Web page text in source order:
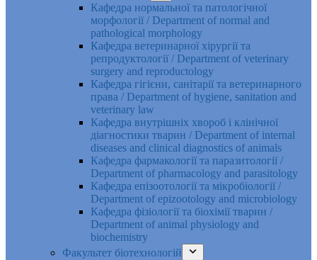
Кафедра нормальної та патологічної
морфології / Department of normal and
pathological morphology
Кафедра ветеринарної хірургії та
репродуктології / Department of veterinary
surgery and reproductology
Кафедра гігієни, санітарії та ветеринарного
права / Department of hygiene, sanitation and
veterinary law
Кафедра внутрішніх хвороб і клінічної
діагностики тварин / Department of internal
diseases and clinical diagnostics of animals
Кафедра фармакології та паразитології /
Department of pharmacology and parasitology
Кафедра епізоотології та мікробіології /
Department of epizootology and microbiology
Кафедра фізіології та біохімії тварин /
Department of animal physiology and
biochemistry
Факультет біотехнологій